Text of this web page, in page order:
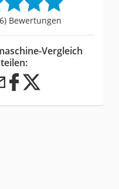
Bewertungen
Vergleich
teilen: